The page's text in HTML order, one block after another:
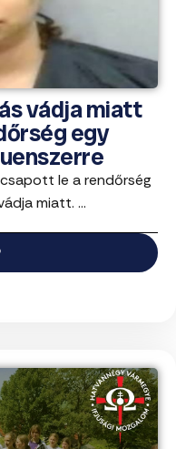
vádja miatt
egy
le a rendőrség
miatt. ...